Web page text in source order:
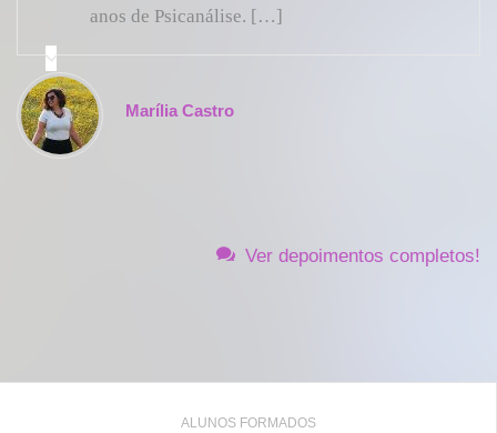
anos de Psicanálise. […]
Marília Castro
Ver depoimentos completos!
ALUNOS FORMADOS